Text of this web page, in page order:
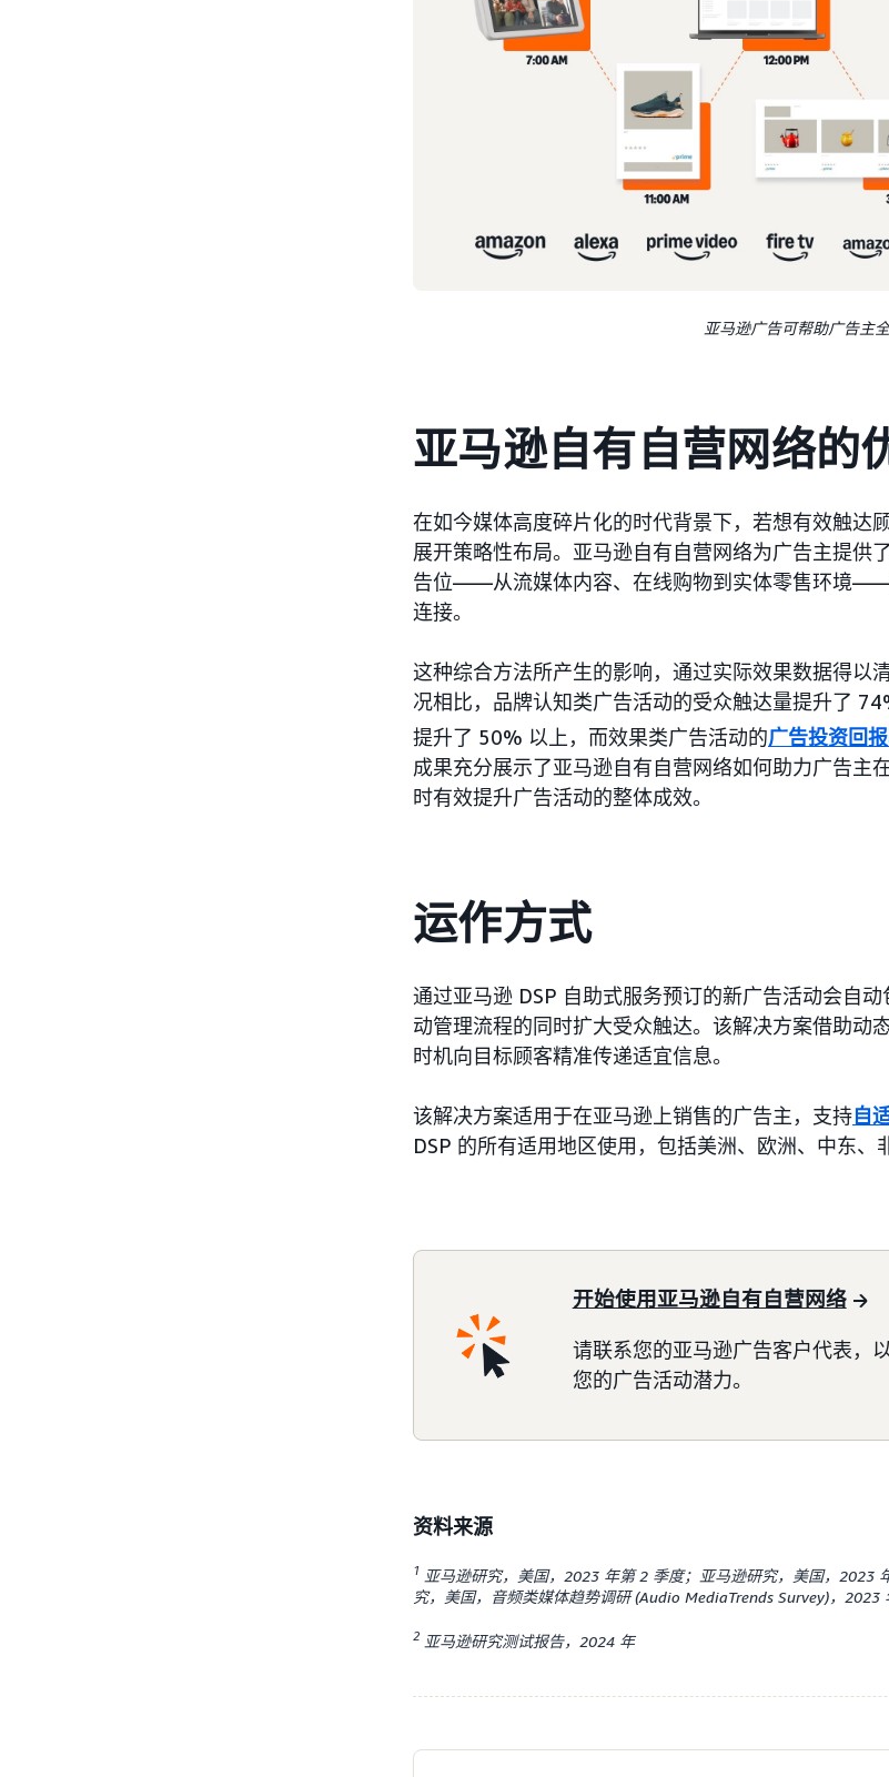
亚马逊广告可帮助广告主
亚马逊自有自营网络的
在如今媒体高度碎片化的时代背景下，若想有效触达
展开策略性布局。亚马逊自有自营网络为广告主提供
告位——从流媒体内容、在线购物到实体零售环境
连接。
这种综合方法所产生的影响，通过实际效果数据得以
况相比，品牌认知类广告活动的受众触达量提升了
提升了 50% 以上，而效果类广告活动的广告投资回
成果充分展示了亚马逊自有自营网络如何助力广告主
时有效提升广告活动的整体成效。
运作方式
通过亚马逊 DSP 自助式服务预订的新广告活动会自
动管理流程的同时扩大受众触达。该解决方案借助动
时机向目标顾客精准传递适宜信息。
该解决方案适用于在亚马逊上销售的广告主，支持自
DSP 的所有适用地区使用，包括美洲、欧洲、中东、
开始使用亚马逊自有自营网络
请联系您的亚马逊广告客户代表，
您的广告活动潜力。
资料来源
1
亚马逊研究，美国，2023 年第 2 季度；亚马逊研究，美国，2023
究，美国，音频类媒体趋势调研 (Audio MediaTrends Survey)，2023
2 亚马逊研究测试报告，2024 年